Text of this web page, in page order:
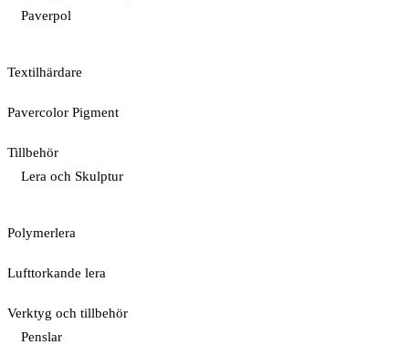
Paverpol
Textilhärdare
Pavercolor Pigment
Tillbehör
Lera och Skulptur
Polymerlera
Lufttorkande lera
Verktyg och tillbehör
Penslar